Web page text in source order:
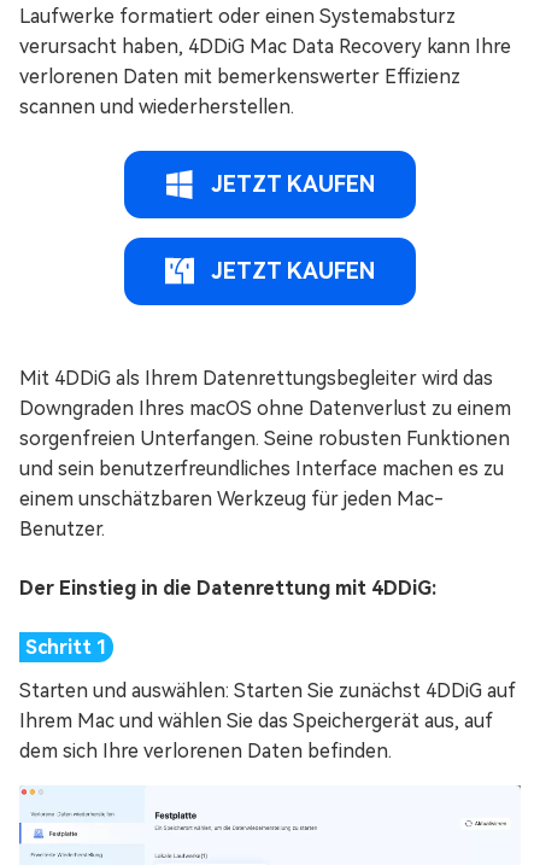
Laufwerke formatiert oder einen Systemabsturz
verursacht haben, 4DDiG Mac Data Recovery kann Ihre
verlorenen Daten mit bemerkenswerter Effizienz
scannen und wiederherstellen.
JETZT KAUFEN
JETZT KAUFEN
Mit 4DDiG als Ihrem Datenrettungsbegleiter wird das
Downgraden Ihres macOS ohne Datenverlust zu einem
sorgenfreien Unterfangen. Seine robusten Funktionen
und sein benutzerfreundliches Interface machen es zu
einem unschätzbaren Werkzeug für jeden Mac-
Benutzer.
Der Einstieg in die Datenrettung mit 4DDiG:
Starten und auswählen: Starten Sie zunächst 4DDiG auf
Ihrem Mac und wählen Sie das Speichergerät aus, auf
dem sich Ihre verlorenen Daten befinden.